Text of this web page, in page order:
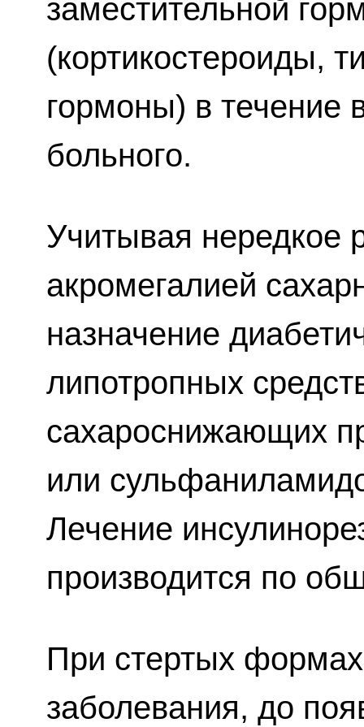
заместительной
(кортикостероиды,
гормоны) в течение
больного.
Учитывая нередкое
акромегалией
назначение
липотропных
сахароснижающих
или
Лечение
производится по
При стертых
заболевания, до